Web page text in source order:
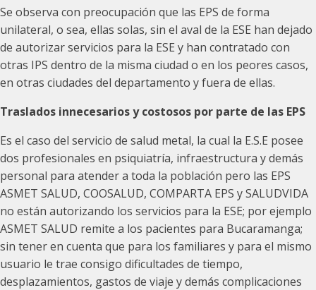
Se observa con preocupación que las EPS de forma
unilateral, o sea, ellas solas, sin el aval de la ESE han dejado
de autorizar servicios para la ESE y han contratado con
otras IPS dentro de la misma ciudad o en los peores casos,
en otras ciudades del departamento y fuera de ellas.
Traslados innecesarios y costosos por parte de las EPS
Es el caso del servicio de salud metal, la cual la E.S.E posee
dos profesionales en psiquiatría, infraestructura y demás
personal para atender a toda la población pero las EPS
ASMET SALUD, COOSALUD, COMPARTA EPS y SALUDVIDA
no están autorizando los servicios para la ESE; por ejemplo
ASMET SALUD remite a los pacientes para Bucaramanga;
sin tener en cuenta que para los familiares y para el mismo
usuario le trae consigo dificultades de tiempo,
desplazamientos, gastos de viaje y demás complicaciones